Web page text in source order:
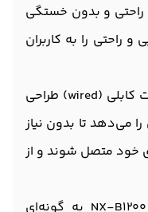
راحتی و بدون خستگی
و راحتی را به کاربران
این دستگاه به صورت کابلی (wired) طراحی
می‌دهد تا بدون نیاز
خود متصل شوند و از
بارکداسکنر NX-B1200 به گونه‌ای